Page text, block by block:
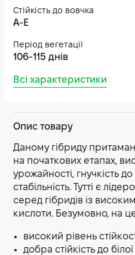
Стійкість до вовчка
A-E
Період вегетації
106-115 днів
Всі характеристики
Опис товару
Даному гібриду
на початкових етапах,
урожайності, гнучкість
стабільність. Тутті є
серед гібридів із
кислоти. Безумовно, на
високий рівень
добра стійкість до білої